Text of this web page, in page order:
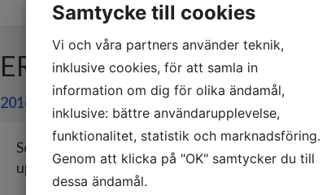
ERSÄTTNING TILL VITTNE
2016-01-11
Som vittne har du rätt till ersättning för resan
uppehälle och för förlorad arbetsinkomst.
Samtycke till cookies
Vi och våra partners använder teknik,
inklusive cookies, för att samla in
information om dig för olika ändamål,
inklusive: bättre användarupplevelse,
funktionalitet, statistik och marknadsföring.
Genom att klicka på "OK" samtycker du till
dessa ändamål.